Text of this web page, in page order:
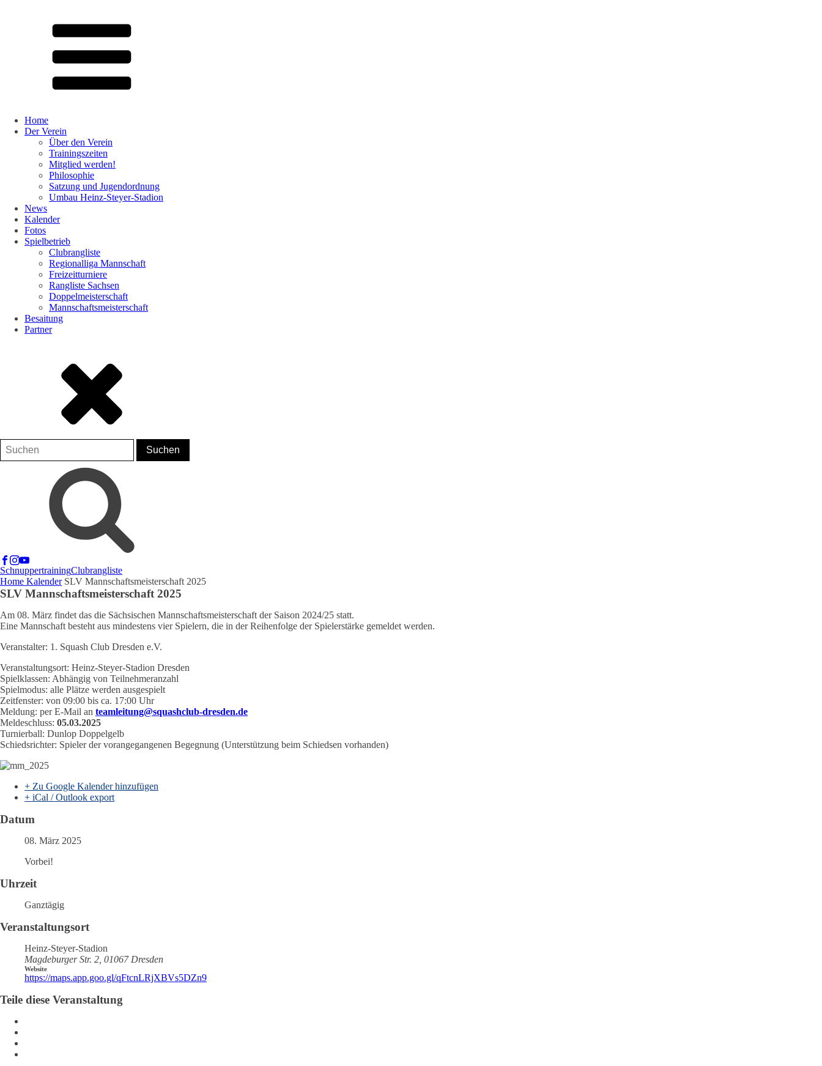
Home
Der Verein
Über den Verein
Trainingszeiten
Mitglied werden!
Philosophie
Satzung und Jugendordnung
Umbau Heinz-Steyer-Stadion
News
Kalender
Fotos
Spielbetrieb
Clubrangliste
Regionalliga Mannschaft
Freizeitturniere
Rangliste Sachsen
Doppelmeisterschaft
Mannschaftsmeisterschaft
Besaitung
Partner
SchnuppertrainingClubrangliste
Home Kalender SLV Mannschaftsmeisterschaft 2025
SLV Mannschaftsmeisterschaft 2025
Am 08. März findet das die Sächsischen Mannschaftsmeisterschaft der Saison 2024/25 statt.
Eine Mannschaft besteht aus mindestens vier Spielern, die in der Reihenfolge der Spielerstärke gemeldet werden.
Veranstalter: 1. Squash Club Dresden e.V.
Veranstaltungsort: Heinz-Steyer-Stadion Dresden
Spielklassen: Abhängig von Teilnehmeranzahl
Spielmodus: alle Plätze werden ausgespielt
Zeitfenster: von 09:00 bis ca. 17:00 Uhr
Meldung: per E-Mail an teamleitung@squashclub-dresden.de
Meldeschluss: 05.03.2025
Turnierball: Dunlop Doppelgelb
Schiedsrichter: Spieler der vorangegangenen Begegnung (Unterstützung beim Schiedsen vorhanden)
+ Zu Google Kalender hinzufügen
+ iCal / Outlook export
Datum
08. März 2025
Vorbei!
Uhrzeit
Ganztägig
Veranstaltungsort
Heinz-Steyer-Stadion
Magdeburger Str. 2, 01067 Dresden
Website
https://maps.app.goo.gl/qFtcnLRjXBVs5DZn9
Teile diese Veranstaltung